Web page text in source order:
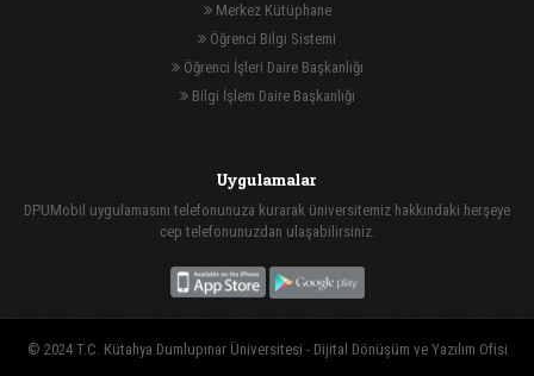
Merkez Kütüphane
Öğrenci Bilgi Sistemi
Öğrenci İşleri Daire Başkanlığı
Bilgi İşlem Daire Başkanlığı
Uygulamalar
DPUMobil uygulamasını telefonunuza kurarak üniversitemiz hakkındaki herşeye
cep telefonunuzdan ulaşabilirsiniz.
© 2024 T.C. Kütahya Dumlupınar Üniversitesi - Dijital Dönüşüm ve Yazılım Ofisi